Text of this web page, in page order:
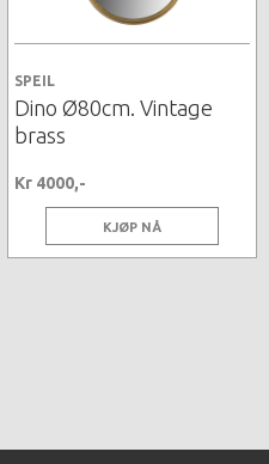
SPEIL
Dino Ø80cm. Vintage
brass
Kr 4000,-
KJØP NÅ